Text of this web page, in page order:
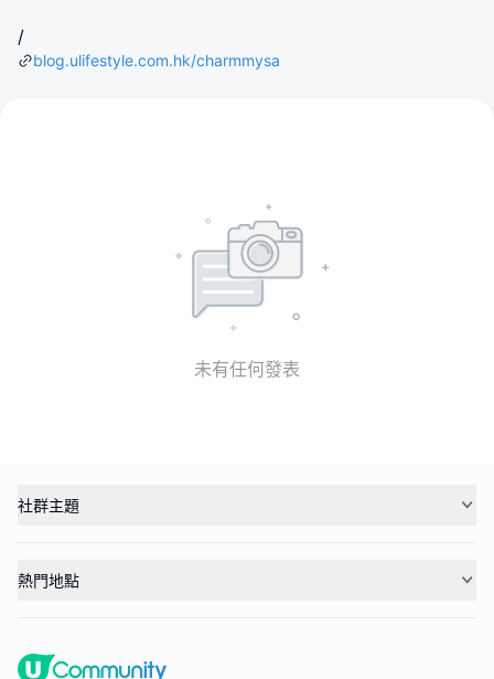
/
blog.ulifestyle.com.hk/charmmysa
未有任何發表
社群主題
熱門地點